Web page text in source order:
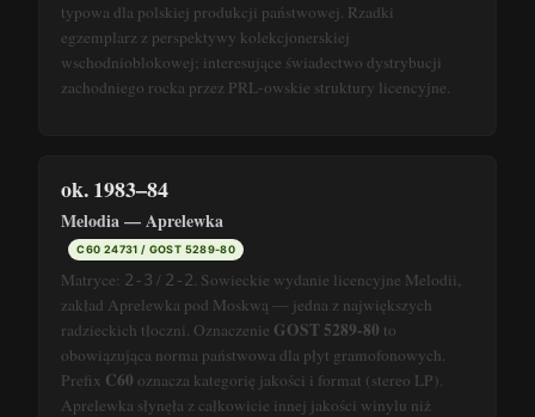
typowa dla polskiej produkcji państwowej. Rzadki
egzemplarz z perspektywy kolekcjonerskiej
wschodnioblokowej; interesujące świadectwo dystrybucji
zachodniego rocka przez PRL-owskie struktury licencyjne.
ok. 1983–84
Melodia — Aprelewka
C60 24731 / GOST 5289-80
Matryce: 2-3 / 2-2. Sowieckie wydanie licencyjne Melodii,
zakład Aprelewka pod Moskwą — jedna z największych
radzieckich tłoczni. Oznaczenie GOST 5289-80 to
obowiązująca norma państwowa dla płyt gramofonowych.
Prefix C60 oznacza kategorię jakości i format (stereo LP).
Aprelewka słynęła z całkowicie innej jakości winylu niż